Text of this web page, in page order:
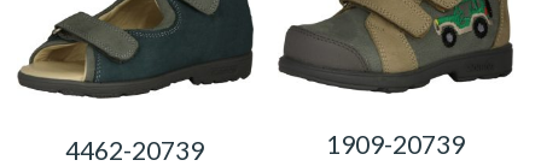
4462-20739 1909-20739